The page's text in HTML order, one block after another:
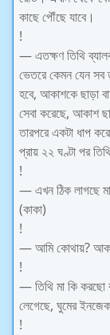
কাছে পৌঁছে যাবে।
!
— এতক্ষণ তিথি
ভেতরে কেমন যেন সব
হবে, আকাশকে ছাড়া
সেবা করেছে, আকাশ
তারপরে একটা ধাপ
প্রায় ২২ ঘণ্টা পর
!
— এখন ঠিক লাগছে
(কাকা)
!
— আমি কোথায়?
!
— তিথি মা কি করছো
লেগেছে, ঘুমের
!